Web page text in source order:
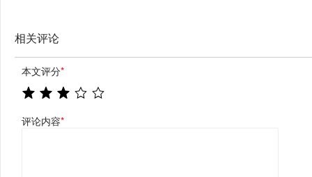
相关评论
本文评分*
评论内容*